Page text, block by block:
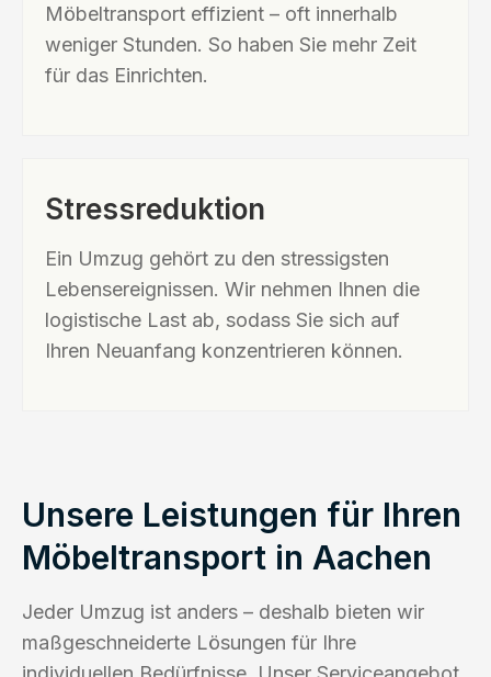
Möbeltransport effizient – oft innerhalb
weniger Stunden. So haben Sie mehr Zeit
für das Einrichten.
Stressreduktion
Ein Umzug gehört zu den stressigsten
Lebensereignissen. Wir nehmen Ihnen die
logistische Last ab, sodass Sie sich auf
Ihren Neuanfang konzentrieren können.
Unsere Leistungen für Ihren
Möbeltransport in Aachen
Jeder Umzug ist anders – deshalb bieten wir
maßgeschneiderte Lösungen für Ihre